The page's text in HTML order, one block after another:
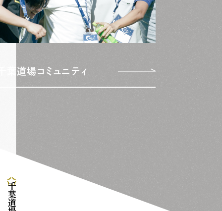
葉道場コミュニティ